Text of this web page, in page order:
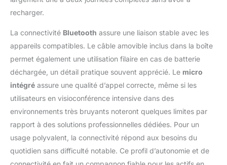
connecté à vos
vous permet de passer
d’un appareil à l’autre
sans avoir à vous
reconnecter à chaque
BLUETOOTH AVEC
MICRO INTÉGRɠ: les
micros du Bose
QuietComfort se
concentrent sur le son
de votre voix, tandis
recharger.
La connectivité Bluetooth assure une liaison stable avec les
appareils compatibles. Le câble amovible inclus dans la boîte
permet également une utilisation filaire en cas de batterie
déchargée, un détail pratique souvent apprécié. Le micro
intégré assure une qualité d’appel correcte, même si les
utilisateurs en visioconférence intensive dans des
environnements très bruyants noteront quelques limites par
rapport à des solutions professionnelles dédiées. Pour un
usage polyvalent, la connectivité répond aux besoins du
quotidien sans difficulté notable. Ce profil d’autonomie et de